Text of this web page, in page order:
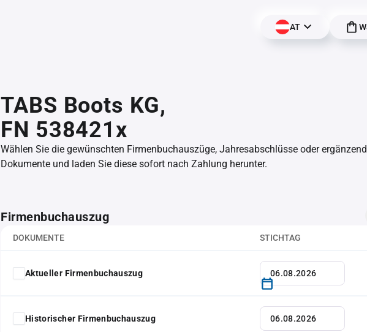
AT
TABS Boots KG,
FN 538421x
Wählen Sie die gewünschten Firmenbuchauszüge, Jahresabschlüsse oder
Dokumente und laden Sie diese sofort nach Zahlung herunter.
Firmenbuchauszug
DOKUMENTE STICHTAG
Aktueller Firmenbuchauszug
Historischer Firmenbuchauszug